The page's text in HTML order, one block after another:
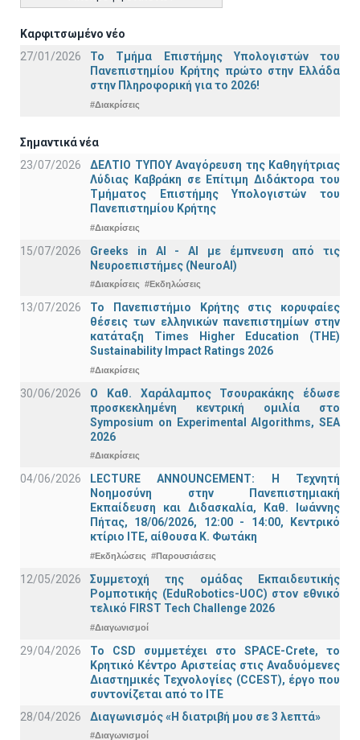
Καρφιτσωμένο νέο
27/01/2026
Το Τμήμα Επιστήμης Υπολογιστών του
Πανεπιστημίου Κρήτης πρώτο στην Ελλάδα
στην Πληροφορική για το 2026!
#Διακρίσεις
Σημαντικά νέα
23/07/2026
ΔΕΛΤΙΟ ΤΥΠΟΥ Αναγόρευση της Καθηγήτριας
Λύδιας Καβράκη σε Επίτιμη Διδάκτορα του
Τμήματος Επιστήμης Υπολογιστών του
Πανεπιστημίου Κρήτης
#Διακρίσεις
15/07/2026
Greeks in AI - ΑΙ με έμπνευση από τις
Νευροεπιστήμες (NeuroAI)
#Διακρίσεις #Εκδηλώσεις
13/07/2026
Το Πανεπιστήμιο Κρήτης στις κορυφαίες
θέσεις των ελληνικών πανεπιστημίων στην
κατάταξη Times Higher Education (ΤΗΕ)
Sustainability Impact Ratings 2026
#Διακρίσεις
30/06/2026
Ο Καθ. Χαράλαμπος Τσουρακάκης έδωσε
προσκεκλημένη κεντρική ομιλία στο
Symposium on Experimental Algorithms, SEA
2026
#Διακρίσεις
04/06/2026
LECTURE ANNOUNCEMENT: Η Τεχνητή
Νοημοσύνη στην Πανεπιστημιακή
Εκπαίδευση και Διδασκαλία, Καθ. Ιωάννης
Πήτας, 18/06/2026, 12:00 - 14:00, Κεντρικό
κτίριο ΙΤΕ, αίθουσα Κ. Φωτάκη
#Εκδηλώσεις #Παρουσιάσεις
12/05/2026
Συμμετοχή της ομάδας Εκπαιδευτικής
Ρομποτικής (EduRobotics-UOC) στον εθνικό
τελικό FIRST Tech Challenge 2026
#Διαγωνισμοί
29/04/2026
Το CSD συμμετέχει στο SPACE-Crete, το
Κρητικό Κέντρο Αριστείας στις Αναδυόμενες
Διαστημικές Τεχνολογίες (CCEST), έργο που
συντονίζεται από το ΙΤΕ
28/04/2026
Διαγωνισμός «Η διατριβή μου σε 3 λεπτά»
#Διαγωνισμοί